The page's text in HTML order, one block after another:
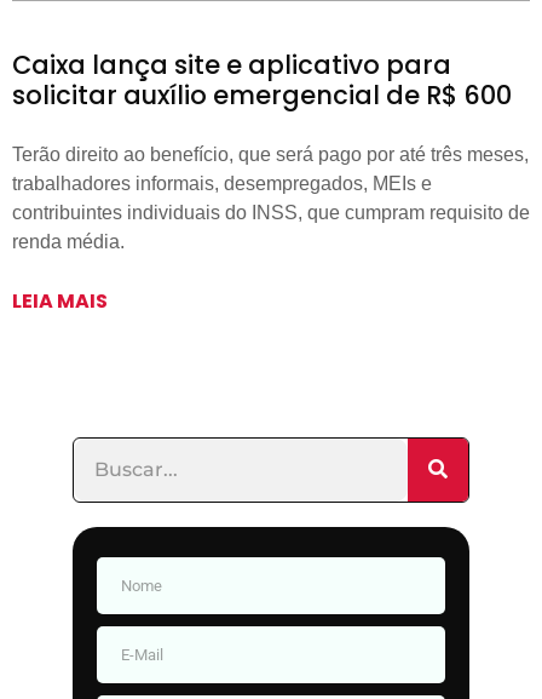
Caixa lança site e aplicativo para
solicitar auxílio emergencial de R$ 600
Terão direito ao benefício, que será pago por até três meses,
trabalhadores informais, desempregados, MEIs e
contribuintes individuais do INSS, que cumpram requisito de
renda média.
LEIA MAIS